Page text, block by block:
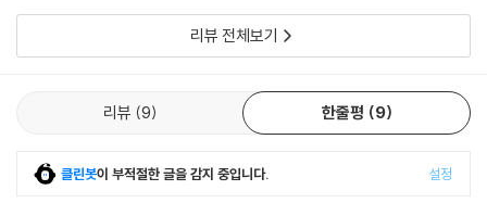
리뷰 전체보기
리뷰 9 한줄평 9
클린봇이 부적절한 글을 감지 중입니다. 설정